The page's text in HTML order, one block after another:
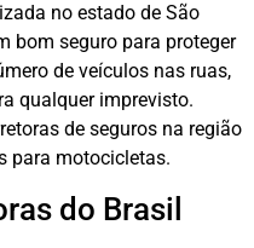
no estado de São
bom seguro para proteger
de veículos nas ruas,
qualquer imprevisto.
de seguros na região
para motocicletas.
do Brasil